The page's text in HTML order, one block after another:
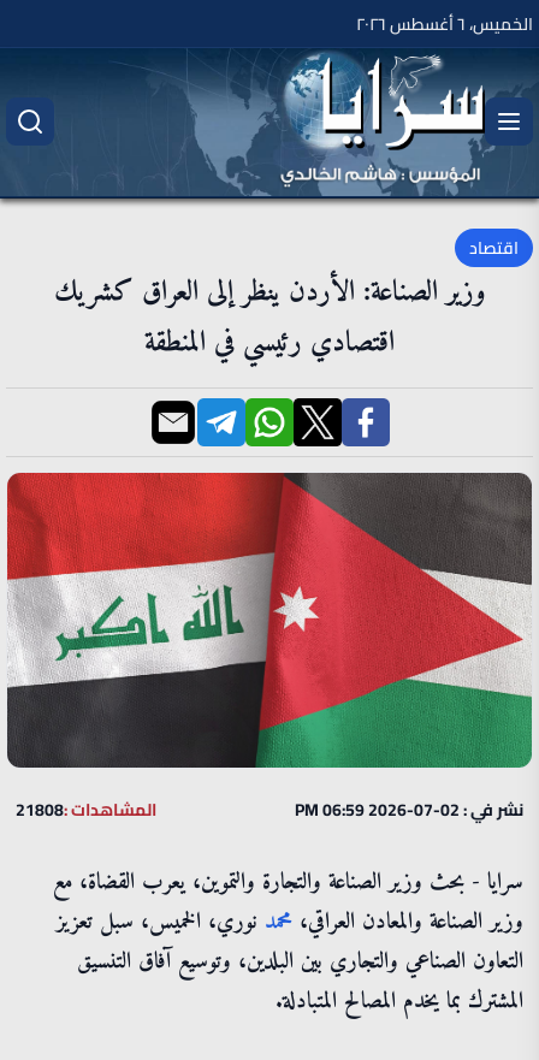
الخميس، ٦ أغسطس ٢٠٢٦
اقتصاد
وزير الصناعة: الأردن ينظر إلى العراق كشريك
اقتصادي رئيسي في المنطقة
نشر في : 02-07-2026 06:59 PM المشاهدات :21808
سرايا - بحث وزير الصناعة والتجارة والتموين، يعرب القضاة، مع
وزير الصناعة والمعادن العراقي، محمد نوري، الخميس، سبل تعزيز
التعاون الصناعي والتجاري بين البلدين، وتوسيع آفاق التنسيق
المشترك بما يخدم المصالح المتبادلة.